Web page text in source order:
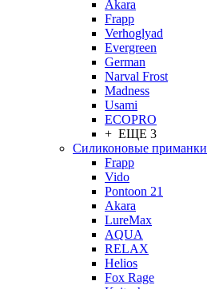
Akara
Frapp
Verhoglyad
Evergreen
German
Narval Frost
Madness
Usami
ECOPRO
+ ЕЩЕ 3
Силиконовые приманки
Frapp
Vido
Pontoon 21
Akara
LureMax
AQUA
RELAX
Helios
Fox Rage